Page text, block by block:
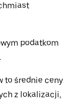
podatkom
to średnie ceny
z lokalizacji,